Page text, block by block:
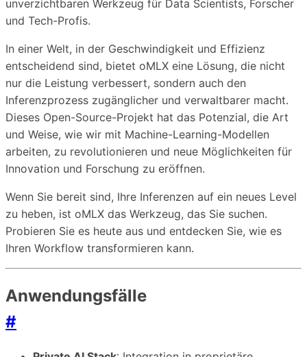
unverzichtbaren Werkzeug für Data Scientists, Forscher
und Tech-Profis.
In einer Welt, in der Geschwindigkeit und Effizienz
entscheidend sind, bietet oMLX eine Lösung, die nicht
nur die Leistung verbessert, sondern auch den
Inferenzprozess zugänglicher und verwaltbarer macht.
Dieses Open-Source-Projekt hat das Potenzial, die Art
und Weise, wie wir mit Machine-Learning-Modellen
arbeiten, zu revolutionieren und neue Möglichkeiten für
Innovation und Forschung zu eröffnen.
Wenn Sie bereit sind, Ihre Inferenzen auf ein neues Level
zu heben, ist oMLX das Werkzeug, das Sie suchen.
Probieren Sie es heute aus und entdecken Sie, wie es
Ihren Workflow transformieren kann.
Anwendungsfälle
#